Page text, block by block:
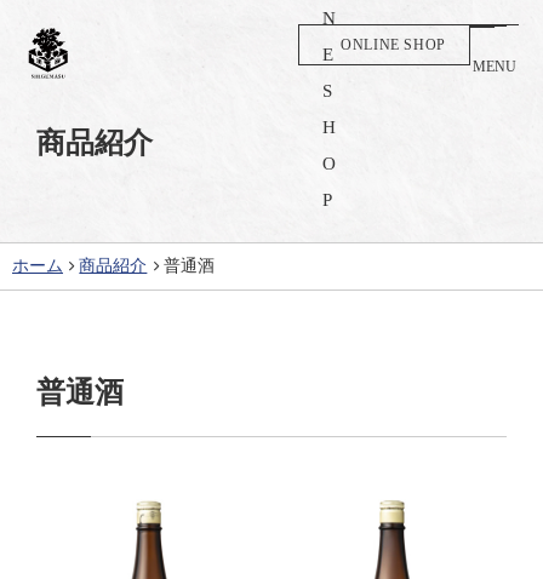
ONLINE SHOP
MENU
商品紹介
ホーム 商品紹介 普通酒
普通酒